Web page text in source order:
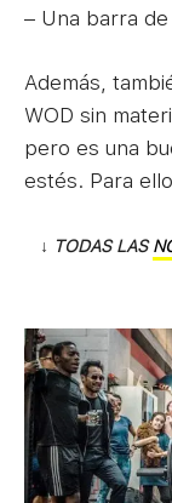
– Una barra de
Además,
WOD sin
pero es una
estés. Para
↓ TODAS LAS